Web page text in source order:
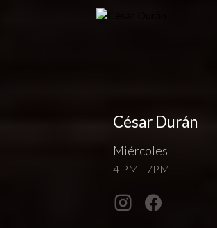
César Durán
Miércoles
4 PM - 7PM